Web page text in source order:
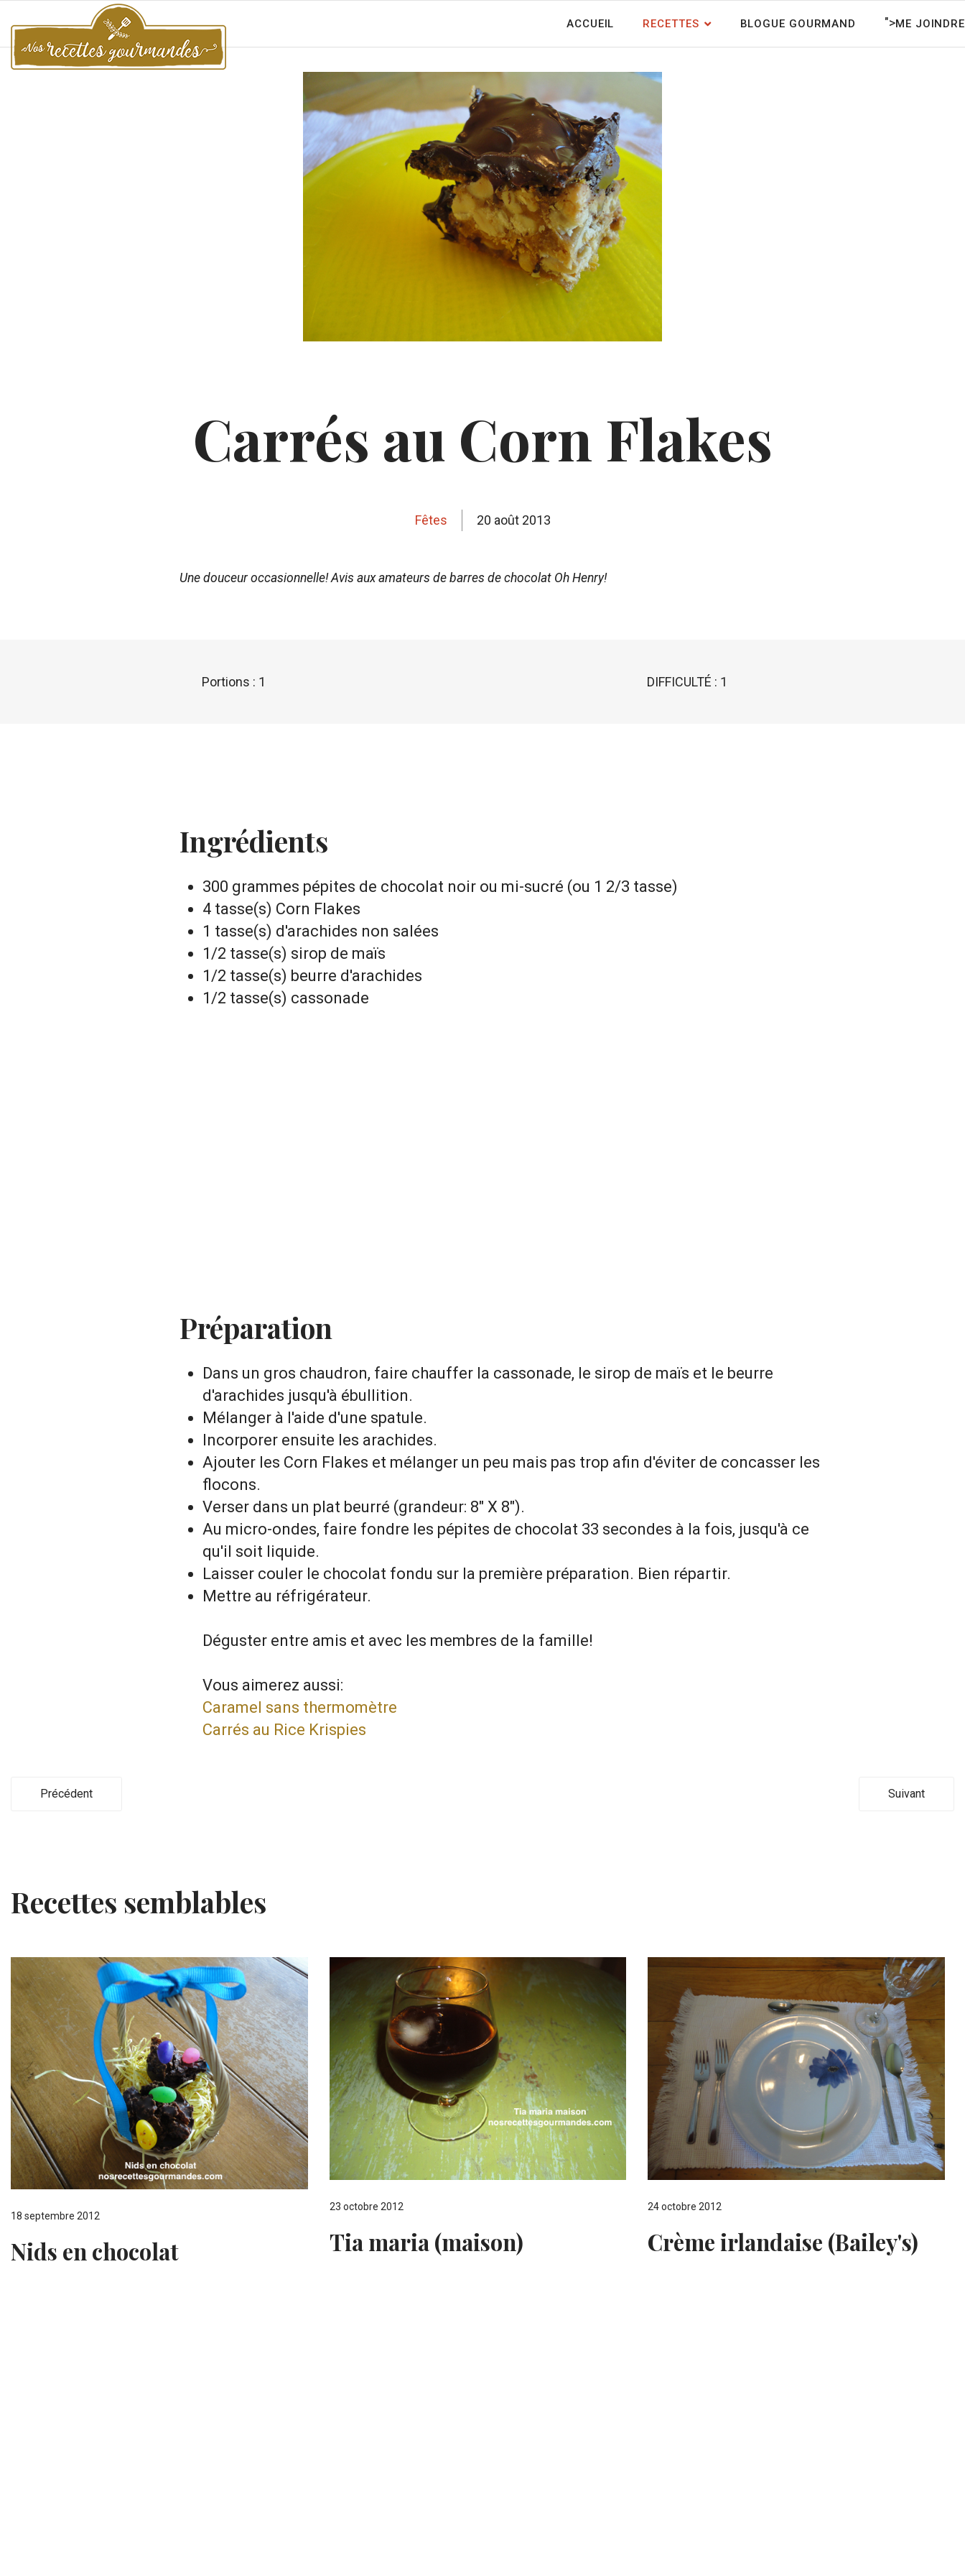
ACCUEIL RECETTES BLOGUE GOURMAND ">ME JOINDRE
Carrés au Corn Flakes
Fêtes 20 août 2013
Une douceur occasionnelle! Avis aux amateurs de barres de chocolat Oh Henry!
Portions : 1 DIFFICULTÉ : 1
Ingrédients
300 grammes pépites de chocolat noir ou mi-sucré (ou 1 2/3 tasse)
4 tasse(s) Corn Flakes
1 tasse(s) d'arachides non salées
1/2 tasse(s) sirop de maïs
1/2 tasse(s) beurre d'arachides
1/2 tasse(s) cassonade
Préparation
Dans un gros chaudron, faire chauffer la cassonade, le sirop de maïs et le beurre
d'arachides jusqu'à ébullition.
Mélanger à l'aide d'une spatule.
Incorporer ensuite les arachides.
Ajouter les Corn Flakes et mélanger un peu mais pas trop afin d'éviter de concasser les
flocons.
Verser dans un plat beurré (grandeur: 8" X 8").
Au micro-ondes, faire fondre les pépites de chocolat 33 secondes à la fois, jusqu'à ce
qu'il soit liquide.
Laisser couler le chocolat fondu sur la première préparation. Bien répartir.
Mettre au réfrigérateur.
Déguster entre amis et avec les membres de la famille!
Vous aimerez aussi:
Caramel sans thermomètre
Carrés au Rice Krispies
Précédent Suivant
Recettes semblables
Nids en chocolat
18 septembre 2012
Tia maria (maison)
23 octobre 2012
Crème irlandaise (Bailey's)
24 octobre 2012